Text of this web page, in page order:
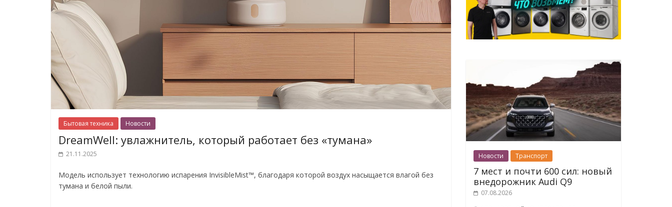
Бытовая техника Новости
DreamWell: увлажнитель, который работает без «тумана»
21.11.2025
Модель использует технологию испарения InvisibleMist™, благодаря которой воздух насыщается влагой без
тумана и белой пыли.
Новости Транспорт
7 мест и почти 600 сил: новый
внедорожник Audi Q9
07.08.2026